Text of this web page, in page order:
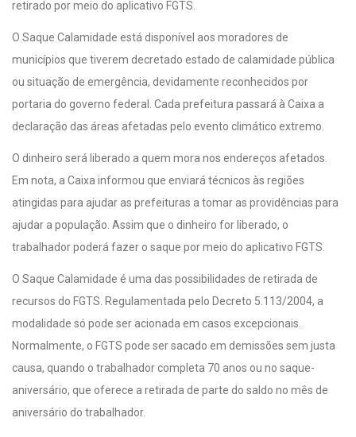
retirado por meio do aplicativo FGTS.
O Saque Calamidade está disponível aos moradores de
municípios que tiverem decretado estado de calamidade pública
ou situação de emergência, devidamente reconhecidos por
portaria do governo federal. Cada prefeitura passará à Caixa a
declaração das áreas afetadas pelo evento climático extremo.
O dinheiro será liberado a quem mora nos endereços afetados.
Em nota, a Caixa informou que enviará técnicos às regiões
atingidas para ajudar as prefeituras a tomar as providências para
ajudar a população. Assim que o dinheiro for liberado, o
trabalhador poderá fazer o saque por meio do aplicativo FGTS.
O Saque Calamidade é uma das possibilidades de retirada de
recursos do FGTS. Regulamentada pelo Decreto 5.113/2004, a
modalidade só pode ser acionada em casos excepcionais.
Normalmente, o FGTS pode ser sacado em demissões sem justa
causa, quando o trabalhador completa 70 anos ou no saque-
aniversário, que oferece a retirada de parte do saldo no mês de
aniversário do trabalhador.